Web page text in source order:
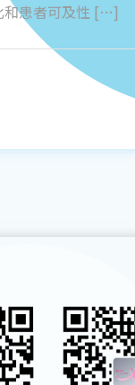
和患者可及性 […]